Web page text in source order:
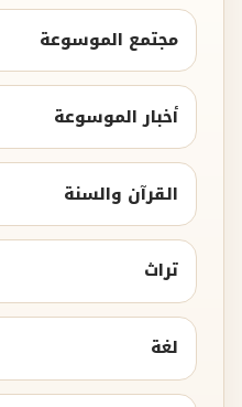
مجتمع الموسوعة
أخبار الموسوعة
القرآن والسنة
تراث
لغة